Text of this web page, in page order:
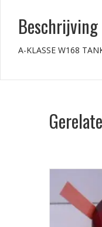
Beschrijving
A-KLASSE W168